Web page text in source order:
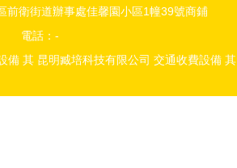
前衛街道辦事處佳馨園小區1幢39號商鋪
電話：-
備 其 昆明臧培科技有限公司 交通收費設備 其